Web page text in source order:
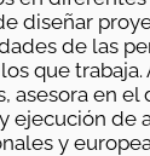
diseñar
de las
que trabaja.
asesora en el
ejecución de
y